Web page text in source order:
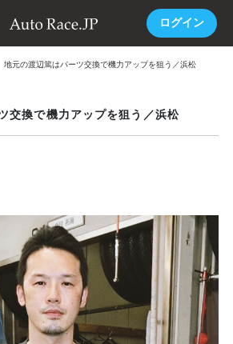
ログイン
地元の渡辺篤はパーツ交換で機力アップを狙う／浜松
交換で機力アップを狙う／浜松